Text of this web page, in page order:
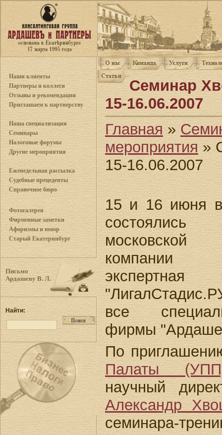
Наши клиенты
Партнеры и коллеги
Отзывы и рекомендации
Приглашаем к партнерству
Наша специализация
Семинары
Налоговые форумы
Другие мероприятия
Еженедельная рассылка
Судебные прецеденты
Справочное бюро
Фотогалерея
Фирменные заметки
Афоризмы и юмор
Старый Екатеринбург
Письмо
Ардашеву В. Л.
Найти:
Семинар
15-16.06.2007
Главная »
мероприятия»
15-16.06.2007
15 и 16 июня в
московской
компании
все
фирмы
По
Палаты
научный
Александр
семинара-